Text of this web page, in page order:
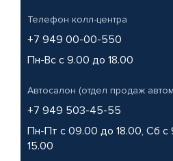
Телефон колл-центра
+7 949 00-00-550
Пн-Вс с 9.00 до 18.00
Автосалон (отдел продаж
+7 949 503-45-55
Пн-Пт с 09.00 до 18.00, Сб с
15.00